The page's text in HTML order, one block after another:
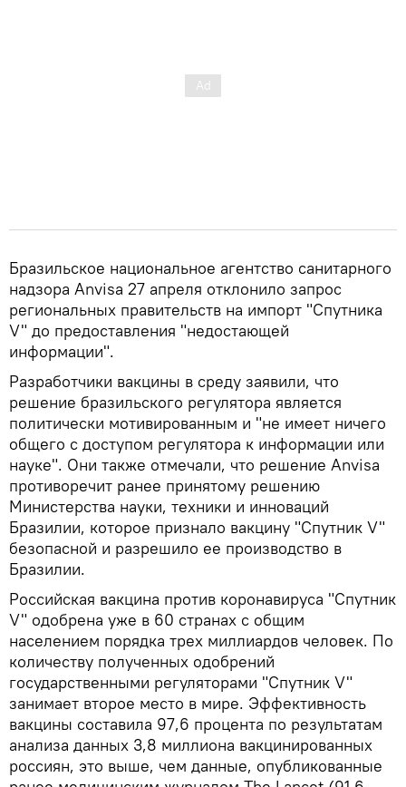
Бразильское национальное агентство санитарного
надзора Anvisa 27 апреля отклонило запрос
региональных правительств на импорт "Спутника
V" до предоставления "недостающей
информации".
Разработчики вакцины в среду заявили, что
решение бразильского регулятора является
политически мотивированным и "не имеет ничего
общего с доступом регулятора к информации или
науке". Они также отмечали, что решение Anvisa
противоречит ранее принятому решению
Министерства науки, техники и инноваций
Бразилии, которое признало вакцину "Спутник V"
безопасной и разрешило ее производство в
Бразилии.
Российская вакцина против коронавируса "Спутник
V" одобрена уже в 60 странах с общим
населением порядка трех миллиардов человек. По
количеству полученных одобрений
государственными регуляторами "Спутник V"
занимает второе место в мире. Эффективность
вакцины составила 97,6 процента по результатам
анализа данных 3,8 миллиона вакцинированных
россиян, это выше, чем данные, опубликованные